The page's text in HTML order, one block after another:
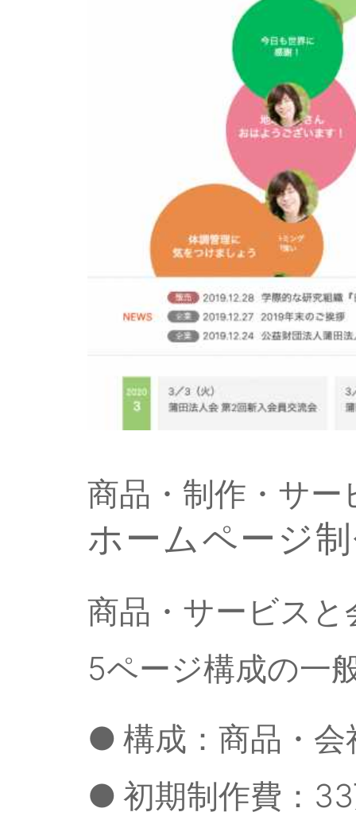
商品・制作・サー
ホームページ
商品・サービス
5ページ構成の一
● 構成：商品・
● 初期制作費：